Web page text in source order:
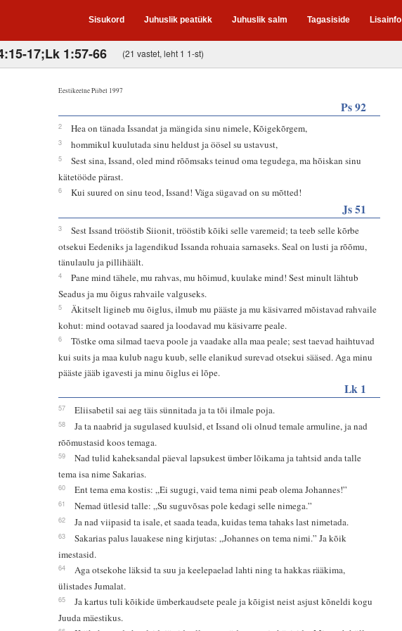
Sisukord Juhuslik peatükk Juhuslik salm Tagasiside Lisainfo
17;Lk 1:57-66 (21 vastet, leht 1 1-st)
Eestikeelne Piibel 1997
Ps 92
2 Hea on tänada Issandat ja mängida sinu nimele, Kõigekõrgem,
3 hommikul kuulutada sinu heldust ja öösel su ustavust,
5
Sest sina, Issand, oled mind rõõmsaks teinud oma tegudega, ma hõiskan sinu
kätetööde pärast.
6 Kui suured on sinu teod, Issand! Väga sügavad on su mõtted!
Js 51
3
Sest Issand trööstib Siionit, trööstib kõiki selle varemeid; ta teeb selle kõrbe
otsekui Eedeniks ja lagendikud Issanda rohuaia sarnaseks. Seal on lusti ja rõõmu,
tänulaulu ja pillihäält.
4
Pane mind tähele, mu rahvas, mu hõimud, kuulake mind! Sest minult lähtub
Seadus ja mu õigus rahvaile valguseks.
5
Äkitselt ligineb mu õiglus, ilmub mu pääste ja mu käsivarred mõistavad rahvaile
kohut: mind ootavad saared ja loodavad mu käsivarre peale.
6
Tõstke oma silmad taeva poole ja vaadake alla maa peale; sest taevad haihtuvad
kui suits ja maa kulub nagu kuub, selle elanikud surevad otsekui sääsed. Aga minu
pääste jääb igavesti ja minu õiglus ei lõpe.
Lk 1
57 Eliisabetil sai aeg täis sünnitada ja ta tõi ilmale poja.
58
Ja ta naabrid ja sugulased kuulsid, et Issand oli olnud temale armuline, ja nad
rõõmustasid koos temaga.
59
Nad tulid kaheksandal päeval lapsukest ümber lõikama ja tahtsid anda talle
tema isa nime Sakarias.
60 Ent tema ema kostis: „Ei sugugi, vaid tema nimi peab olema Johannes!”
61 Nemad ütlesid talle: „Su suguvõsas pole kedagi selle nimega.”
62 Ja nad viipasid ta isale, et saada teada, kuidas tema tahaks last nimetada.
63
Sakarias palus lauakese ning kirjutas: „Johannes on tema nimi.” Ja kõik
imestasid.
64
Aga otsekohe läksid ta suu ja keelepaelad lahti ning ta hakkas rääkima,
ülistades Jumalat.
65
Ja kartus tuli kõikide ümberkaudsete peale ja kõigist neist asjust kõneldi kogu
Juuda mäestikus.